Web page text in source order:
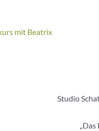
mit Beatrix
Studio